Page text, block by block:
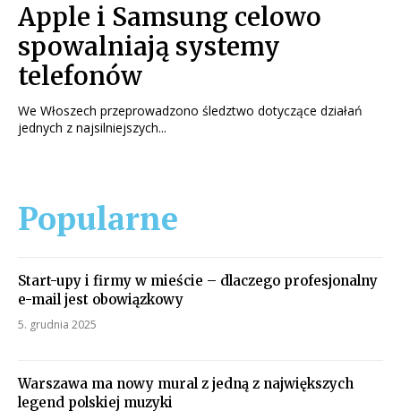
Apple i Samsung celowo
spowalniają systemy
telefonów
We Włoszech przeprowadzono śledztwo dotyczące działań
jednych z najsilniejszych...
Popularne
Start-upy i firmy w mieście – dlaczego profesjonalny
e-mail jest obowiązkowy
5. grudnia 2025
Warszawa ma nowy mural z jedną z największych
legend polskiej muzyki